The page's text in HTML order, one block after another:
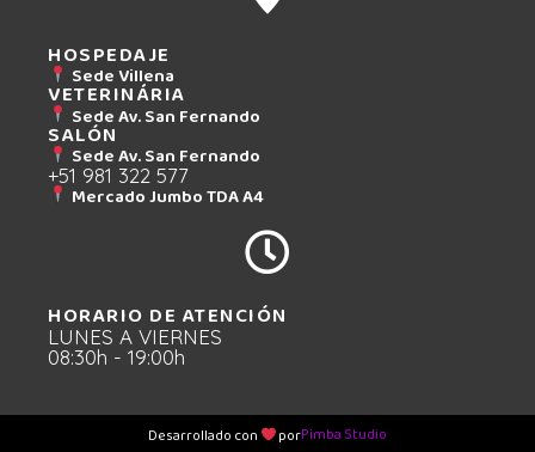
HOSPEDAJE
Sede Villena
VETERINÁRIA
Sede Av. San Fernando
SALÓN
Sede Av. San Fernando
+51 981 322 577
Mercado Jumbo TDA A4
HORARIO DE ATENCIÓN
LUNES A VIERNES
08:30h - 19:00h
Desarrollado con porPimba Studio